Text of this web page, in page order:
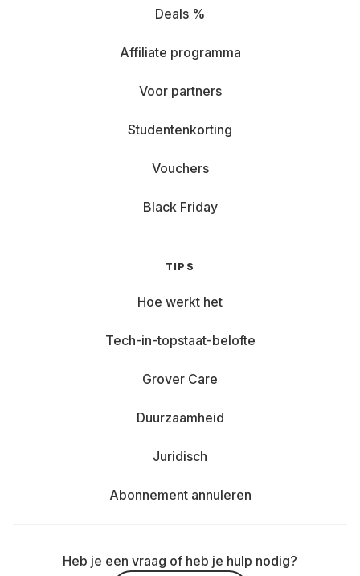
Deals %
Affiliate programma
Voor partners
Studentenkorting
Vouchers
Black Friday
TIPS
Hoe werkt het
Tech-in-topstaat-belofte
Grover Care
Duurzaamheid
Juridisch
Abonnement annuleren
Heb je een vraag of heb je hulp nodig?